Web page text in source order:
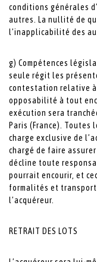
conditions générales
autres. La nullité de
l’inapplicabilité des
g) Compétences
seule régit les
contestation relative
opposabilité à tout
exécution sera
Paris (France).
charge exclusive de
chargé de faire assurer
décline toute
pourrait encourir, et
formalités et
l’acquéreur.
RETRAIT DES LOTS